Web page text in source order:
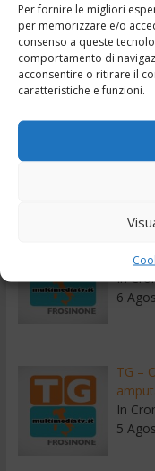
Per fornire le migliori
per memorizzare e/o
consenso a queste
comportamento di
acconsentire o ritirare il
caratteristiche e funzioni.
7 Ottobre 2018
Ceccano Calcio, Prima
Ceccano – Sp.
Leggi il seguito
anni
In
6
TG –
In
5